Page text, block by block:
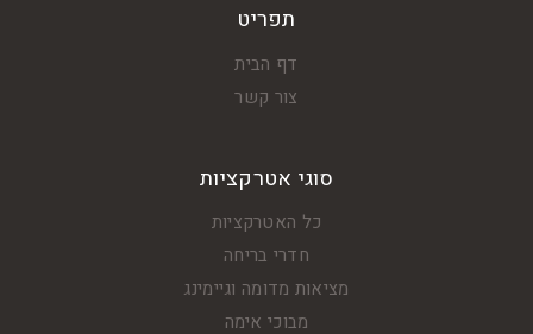
תפריט
דף הבית
צור קשר
סוגי אטרקציות
כל האטרקציות
חדרי בריחה
מציאות מדומה וגיימינג
מבוכי אימה